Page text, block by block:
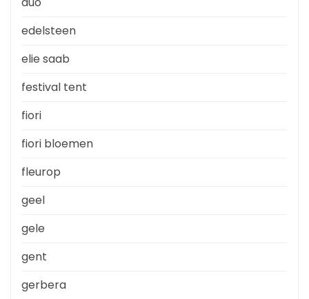
edelsteen
elie saab
festival tent
fiori
fiori bloemen
fleurop
geel
gele
gent
gerbera